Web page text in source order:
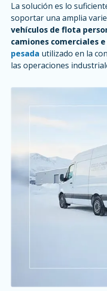
La solución es lo
soportar una amplia
vehículos de flota
camiones comerciales
pesada utilizado en la
las operaciones